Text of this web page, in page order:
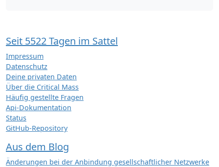
Seit 5522 Tagen im Sattel
Impressum
Datenschutz
Deine privaten Daten
Über die Critical Mass
Häufig gestellte Fragen
Api-Dokumentation
Status
GitHub-Repository
Aus dem Blog
Änderungen bei der Anbindung gesellschaftlicher Netzwerke